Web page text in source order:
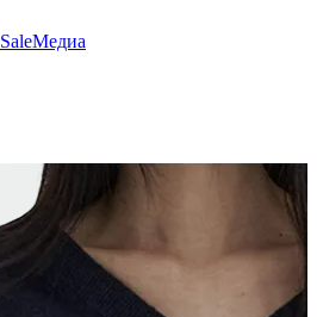
SaleМедиа